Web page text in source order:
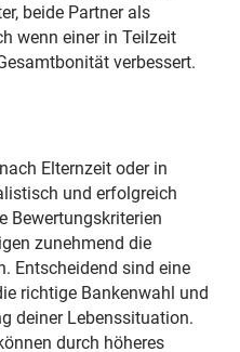
beide Partner als
wenn einer in Teilzeit
verbessert.
Elternzeit oder in
und erfolgreich
Bewertungskriterien
zunehmend die
Entscheidend sind eine
richtige Bankenwahl und
deiner Lebenssituation.
durch höheres